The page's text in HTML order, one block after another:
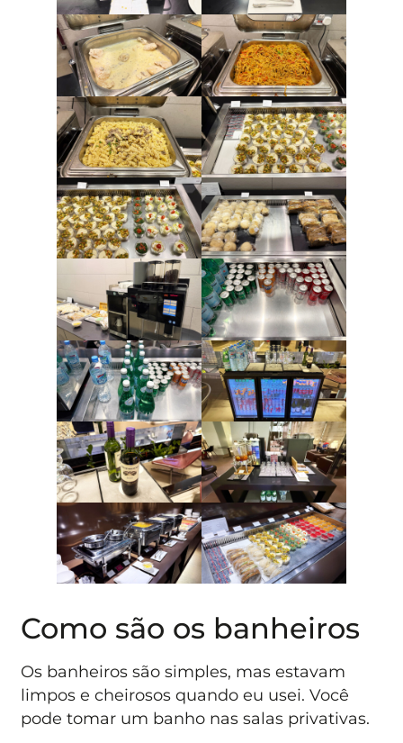
Como são os banheiros
Os banheiros são simples, mas estavam
limpos e cheirosos quando eu usei. Você
pode tomar um banho nas salas privativas.